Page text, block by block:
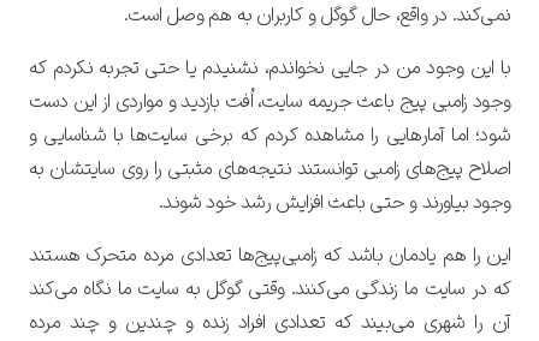
نمی‌کند. در واقع، حال گوگل و کاربران به هم وصل است.
با این وجود من در جایی نخواندم، نشنیدم یا حتی تجربه نکردم که
وجود زامبی پیج باعث جریمه سایت، اُفت بازدید و مواردی از این دست
‌شود؛ اما آمارهایی را مشاهده کردم که برخی سایت‌ها با شناسایی و
اصلاح پیج‌های زامبی توانستند نتیجه‌های مثبتی را روی سایتشان به
وجود بیاورند و حتی باعث افزایش رشد خود شوند.
این را هم یادمان باشد که زامبی‌پیج‌ها تعدادی مرده متحرک هستند
که در سایت ما زندگی می‌کنند. وقتی گوگل به سایت ما نگاه می‌کند
آن را شهری می‌بیند که تعدادی افراد زنده و چندین و چند مرده